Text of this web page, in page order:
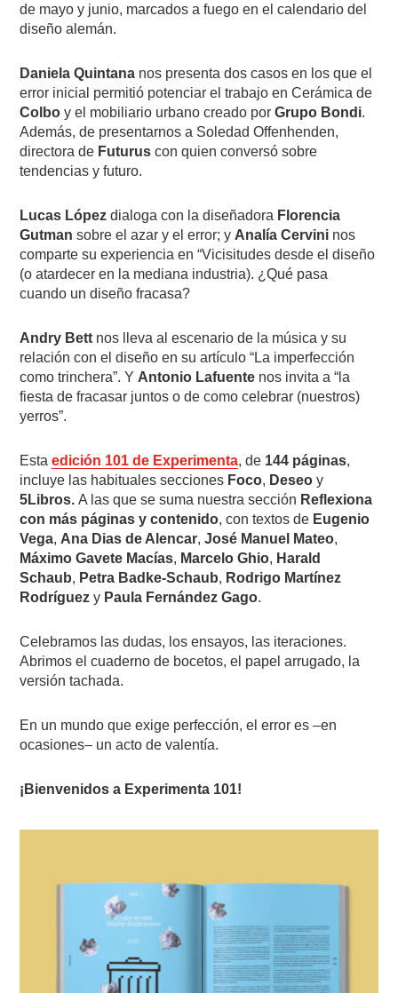
de mayo y junio, marcados a fuego en el calendario del
diseño alemán.
Daniela Quintana nos presenta dos casos en los que el
error inicial permitió potenciar el trabajo en Cerámica de
Colboy el mobiliario urbano creado porGrupo Bondi.
Además, de presentarnos a Soledad Offenhenden,
directora de Futurus con quien conversó sobre
tendencias y futuro.
Lucas López dialoga con la diseñadora Florencia
Gutman sobre el azar y el error; y Analía Cervini nos
comparte su experiencia en “Vicisitudes desde el diseño
(o atardecer en la mediana industria). ¿Qué pasa
cuando un diseño fracasa?
Andry Bett nos lleva al escenario de la música y su
relación con el diseño en su artículo “La imperfección
como trinchera”. Y Antonio Lafuente nos invita a “la
fiesta de fracasar juntos o de como celebrar (nuestros)
yerros”.
Estaedición 101 de Experimenta, de 144 páginas,
incluye las habituales secciones Foco, Deseo y
5Libros.A las que se suma nuestra sección Reflexiona
con más páginas y contenido, con textos de Eugenio
Vega, Ana Dias de Alencar,José Manuel Mateo,
Máximo Gavete Macías, Marcelo Ghio, Harald
Schaub, Petra Badke-Schaub, Rodrigo Martínez
Rodríguez y Paula Fernández Gago.
Celebramos las dudas, los ensayos, las iteraciones.
Abrimos el cuaderno de bocetos, el papel arrugado, la
versión tachada.
En un mundo que exige perfección, el error es –en
ocasiones– un acto de valentía.
¡Bienvenidos a Experimenta 101!